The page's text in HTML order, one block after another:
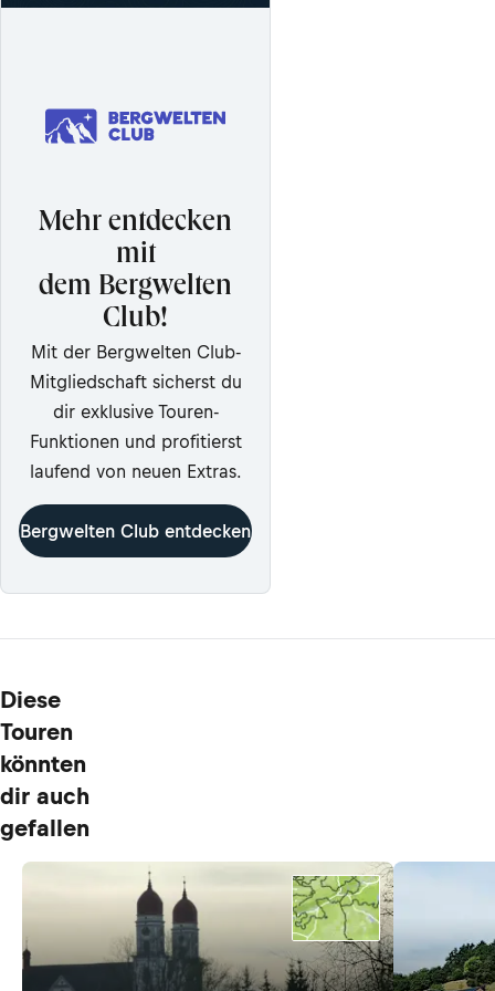
Mehr entdecken
mit
dem Bergwelten
Club!
Mit der Bergwelten Club-
Mitgliedschaft sicherst du
dir exklusive Touren-
Funktionen und profitierst
laufend von neuen Extras.
Bergwelten Club entdecken
Diese
Touren
könnten
dir auch
gefallen